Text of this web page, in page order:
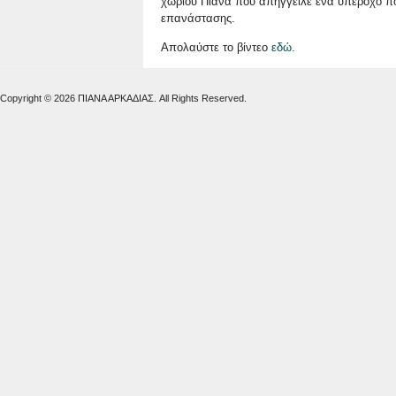
επανάστασης.
Απολαύστε το βίντεο εδώ.
Copyright © 2026 ΠΙΑΝΑ ΑΡΚΑΔΙΑΣ. All Rights Reserved.